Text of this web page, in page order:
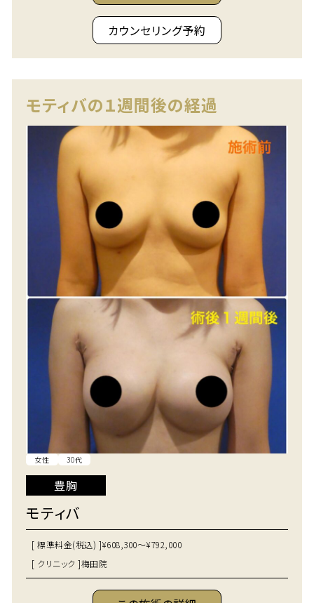
カウンセリング予約
モティバの１週間後の経過
女性 30代
豊胸
モティバ
[ 標準料金(税込) ]¥608,300～¥792,000
[ クリニック ]梅田院